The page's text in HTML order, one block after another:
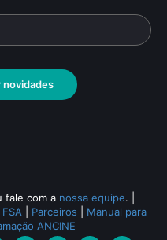
fale com a nossa equipe.
Parceiros
Manual para
ANCINE